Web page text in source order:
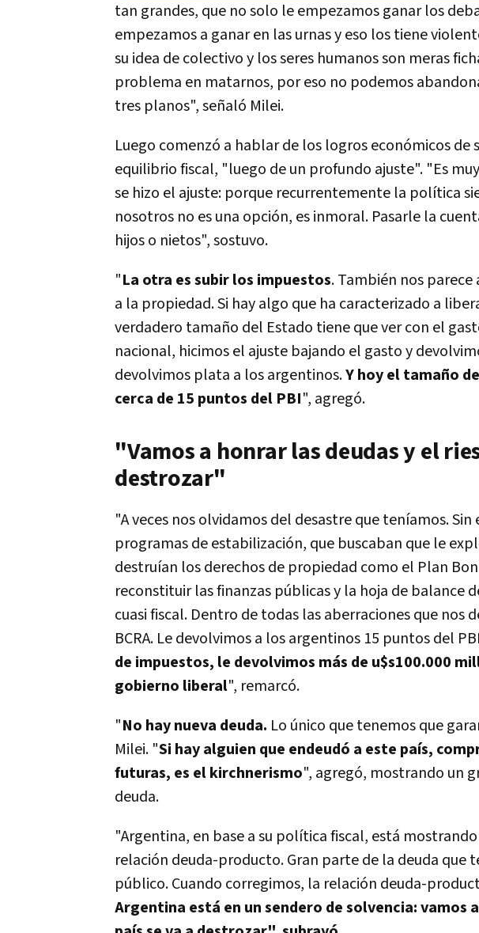
tan grandes, que no solo le empezamos ganar los
empezamos a ganar en las urnas y eso los tiene
su idea de colectivo y los seres humanos son meras
problema en matarnos, por eso no podemos
tres planos", señaló Milei.
Luego comenzó a hablar de los logros económicos de
equilibrio fiscal, "luego de un profundo ajuste". "Es
se hizo el ajuste: porque recurrentemente la política
nosotros no es una opción, es inmoral. Pasarle la
hijos o nietos", sostuvo.
"La otra es subir los impuestos. También nos
a la propiedad. Si hay algo que ha caracterizado a
verdadero tamaño del Estado tiene que ver con el
nacional, hicimos el ajuste bajando el gasto y
devolvimos plata a los argentinos.Y hoy el tamaño
cerca de 15 puntos del PBI", agregó.
"Vamos a honrar las deudas y el
destrozar"
"A veces nos olvidamos del desastre que teníamos.
programas de estabilización, que buscaban que le
destruían los derechos de propiedad como el Plan
reconstituir las finanzas públicas y la hoja de balance
cuasi fiscal. Dentro de todas las aberraciones que nos
BCRA. Le devolvimos a los argentinos 15 puntos del
de impuestos, le devolvimos más de u$s100.000
gobierno liberal", remarcó.
"No hay nueva deuda. Lo único que tenemos que
Milei. "Si hay alguien que endeudó a este país,
futuras, es el kirchnerismo", agregó, mostrando un
deuda.
"Argentina, en base a su política fiscal, está
relación deuda-producto. Gran parte de la deuda que
público. Cuando corregimos, la relación deuda-
Argentina está en un sendero de solvencia: vamos